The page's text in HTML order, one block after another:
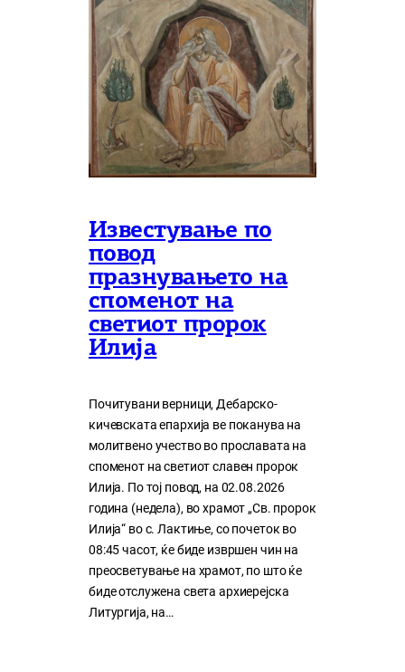
Известување по
повод
празнувањето на
споменот на
светиот пророк
Илија
Почитувани верници, Дебарско-
кичевската епархија ве поканува на
молитвено учество во прославата на
споменот на светиот славен пророк
Илија. По тој повод, на 02.08.2026
година (недела), во храмот „Св. пророк
Илија“ во с. Лактиње, со почеток во
08:45 часот, ќе биде извршен чин на
преосветување на храмот, по што ќе
биде отслужена света архиерејска
Литургија, на…